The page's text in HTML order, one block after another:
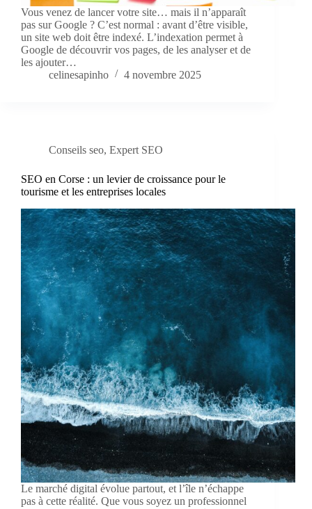
Vous venez de lancer votre site… mais il n’apparaît
pas sur Google ? C’est normal : avant d’être visible,
un site web doit être indexé. L’indexation permet à
Google de découvrir vos pages, de les analyser et de
les ajouter…
celinesapinho
4 novembre 2025
Conseils seo, Expert SEO
SEO en Corse : un levier de croissance pour le
tourisme et les entreprises locales
Le marché digital évolue partout, et l’île n’échappe
pas à cette réalité. Que vous soyez un professionnel